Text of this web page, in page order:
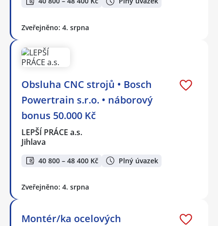
Zveřejněno: 4. srpna
Obsluha CNC strojů • Bosch
Powertrain s.r.o. • náborový
bonus 50.000 Kč
LEPŠÍ PRÁCE a.s.
Jihlava
40 800 – 48 400 Kč Plný úvazek
Zveřejněno: 4. srpna
Montér/ka ocelových